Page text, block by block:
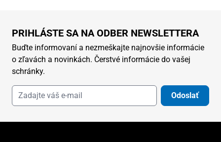
PRIHLÁSTE SA NA ODBER NEWSLETTERA
Buďte informovaní a nezmeškajte najnovšie informácie
o zľavách a novinkách. Čerstvé informácie do vašej
schránky.
Odoslať